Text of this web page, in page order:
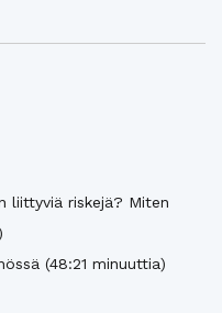
liittyviä riskejä? Miten
(48:21 minuuttia)